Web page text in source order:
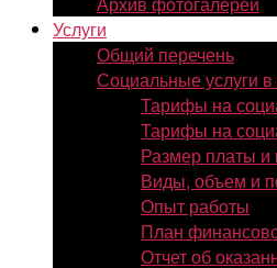
Услуги
Общий перечень
Социальные услуги
Тарифы на
Тарифы на
Размер платы и
Виды, объем и
Опыт работы
План
Отчет об